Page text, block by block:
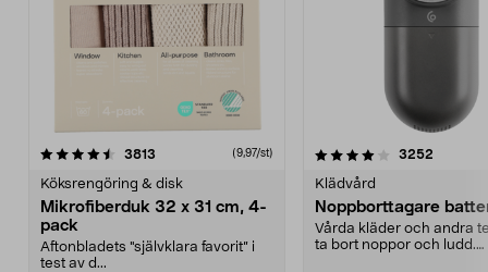
3813 (9,97/st)
Köksrengöring & disk
Mikrofiberduk 32 x 31 cm, 4-
pack
Aftonbladets "självklara favorit” i
test av d...
4.0av 5 stjärnor 3252
Klädvård
Noppborttagare
Vårda kläder och andra
ta bort noppor och ludd.
4.5av 5 stjärnor